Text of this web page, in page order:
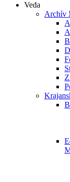
Veda
Archív